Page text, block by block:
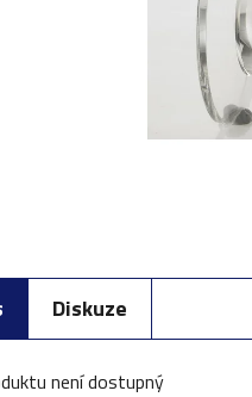
Diskuze
není dostupný